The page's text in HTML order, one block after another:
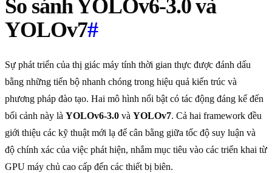
So sánh YOLOv6-3.0 và
YOLOv7#
Sự phát triển của thị giác máy tính thời gian thực được đánh dấu
bằng những tiến bộ nhanh chóng trong hiệu quả kiến trúc và
phương pháp đào tạo. Hai mô hình nổi bật có tác động đáng kể đến
bối cảnh này là YOLOv6-3.0 và YOLOv7. Cả hai framework đều
giới thiệu các kỹ thuật mới lạ để cân bằng giữa tốc độ suy luận và
độ chính xác của việc phát hiện, nhắm mục tiêu vào các triển khai từ
GPU máy chủ cao cấp đến các thiết bị biên.